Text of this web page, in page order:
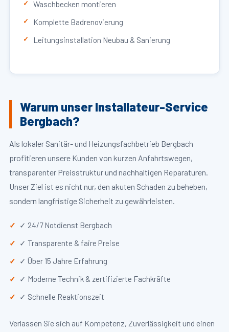
Waschbecken montieren
Komplette Badrenovierung
Leitungsinstallation Neubau & Sanierung
Warum unser Installateur-Service
Bergbach?
Als lokaler Sanitär- und Heizungsfachbetrieb Bergbach
profitieren unsere Kunden von kurzen Anfahrtswegen,
transparenter Preisstruktur und nachhaltigen Reparaturen.
Unser Ziel ist es nicht nur, den akuten Schaden zu beheben,
sondern langfristige Sicherheit zu gewährleisten.
✓ 24/7 Notdienst Bergbach
✓ Transparente & faire Preise
✓ Über 15 Jahre Erfahrung
✓ Moderne Technik & zertifizierte Fachkräfte
✓ Schnelle Reaktionszeit
Verlassen Sie sich auf Kompetenz, Zuverlässigkeit und einen